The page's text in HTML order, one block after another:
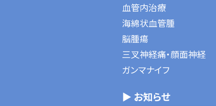
血管内治療
海綿状血管腫
脳腫瘍
三叉神経痛・顔面神経
ガンマナイフ
▶ お知らせ